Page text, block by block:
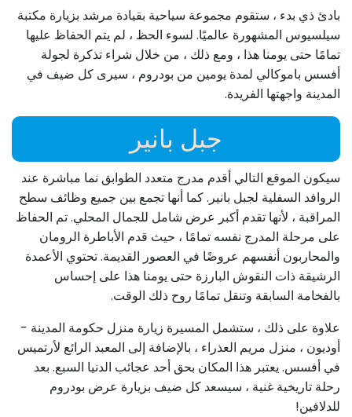
بادئ ذي بدء ، ستقوم مجموعة سياحية بقيادة مرشد بزيارة مكتبة
سيلسيوس المشهورة عالميًا. لسوء الحظ ، لم يتم الحفاظ عليها
تمامًا حتى يومنا هذا ، ومع ذلك ، من خلال شراء تذكرة لجولة
أفسس باموكالي لمدة يومين من بودروم ، سيرى كل ضيف في
المدينة واجهتها الفريدة.
جبل بانير
سيكون الموقع التالي أقدم مدرج متعدد الطوابق نما مباشرة عند
الروافد السفلية لجبل بانير. كما أنها تجمع بين جميع وظائف سطح
المراقبة ، لأنها تقدم أكبر عرض شامل للجمال المحلي. تم الحفاظ
على مرحلة المدرج نفسه تمامًا ، حيث قدم الأباطرة الرومان
والمحاربون أنفسهم عروضًا في العصور القديمة. تحتوي الأعمدة
الرشيقة ذات النقوش البارزة حتى يومنا هذا على إحساس
بالفخامة السابقة وتنقل تمامًا روح ذلك الوقت.
علاوة على ذلك ، ستشمل المسيرة زيارة منزل حكومة المدينة -
أوديون ، منزل مريم العذراء ، بالإضافة إلى المعبد الرائع لأرتميس
في أفسس. يعتبر هذا المكان بحق أحد عجائب الدنيا السبع. بعد
رحلة تاريخية غنية ، سيسعد كل ضيف بزيارة عرض بودروم
للدلافين!